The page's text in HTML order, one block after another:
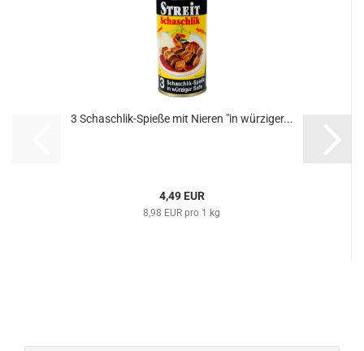
3 Schaschlik-Spieße mit Nieren "in würziger...
4,49 EUR
8,98 EUR pro 1 kg